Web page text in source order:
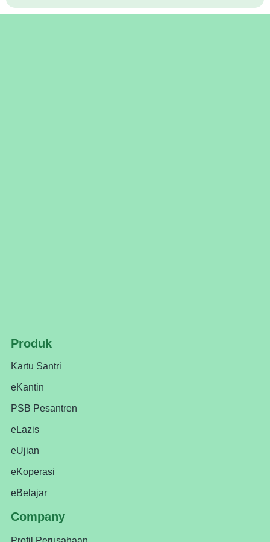
Produk
Kartu Santri
eKantin
PSB Pesantren
eLazis
eUjian
eKoperasi
eBelajar
Company